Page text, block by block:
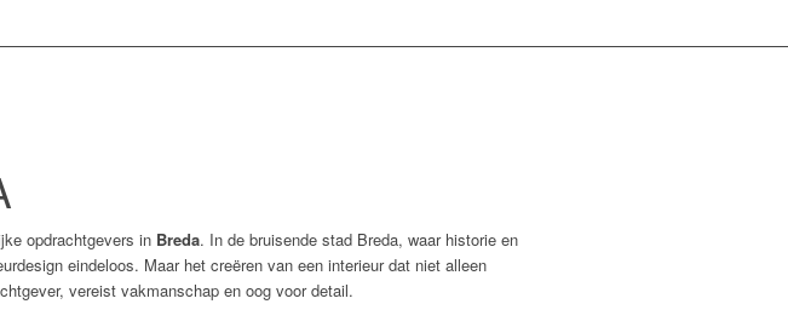
opdrachtgevers in Breda. In de bruisende stad Breda, waar historie en
eindeloos. Maar het creëren van een interieur dat niet alleen
vereist vakmanschap en oog voor detail.